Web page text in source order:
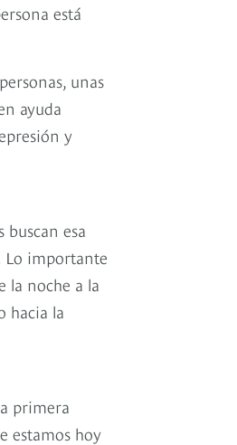
está
unas
ayuda
y
esa
Lo importante
la noche a la
hacia la
primera
estamos hoy